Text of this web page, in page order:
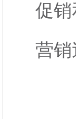
促
营